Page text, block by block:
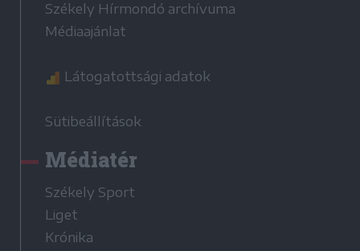
Székely Hírmondó archívuma
Médiaajánlat
Látogatottsági adatok
Sütibeállítások
Médiatér
Székely Sport
Liget
Krónika